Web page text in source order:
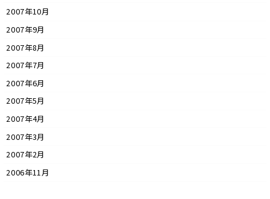
2007年10月
2007年9月
2007年8月
2007年7月
2007年6月
2007年5月
2007年4月
2007年3月
2007年2月
2006年11月